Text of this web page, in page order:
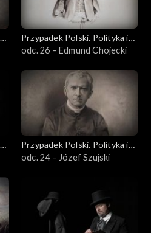
Przypadek Polski. Polityka i
idee
odc. 26 – Edmund Chojecki
Przypadek Polski. Polityka i
idee
odc. 24 – Józef Szujski